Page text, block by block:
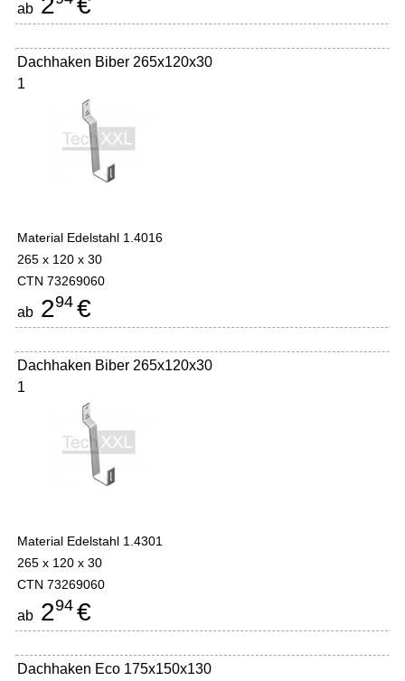
ab
Dachhaken Biber 265x120x30
1
Material Edelstahl 1.4016
265 x 120 x 30
CTN 73269060
ab 294 €
Dachhaken Biber 265x120x30
1
Material Edelstahl 1.4301
265 x 120 x 30
CTN 73269060
ab 294 €
Dachhaken Eco 175x150x130